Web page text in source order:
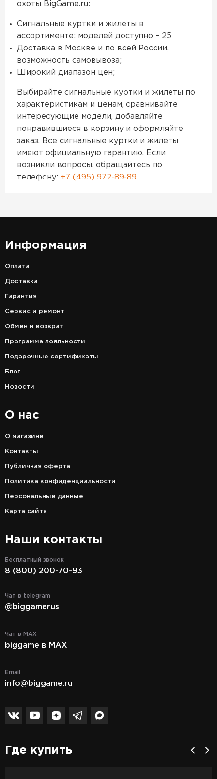
охоты BigGame.ru:
Сигнальные куртки и жилеты в
ассортименте: моделей доступно – 25
Доставка в Москве и по всей России,
возможность самовывоза;
Широкий диапазон цен;
Выбирайте сигнальные куртки и жилеты по
характеристикам и ценам, сравнивайте
интересующие модели, добавляйте
понравившиеся в корзину и оформляйте
заказ. Все сигнальные куртки и жилеты
имеют официальную гарантию. Если
возникли вопросы, обращайтесь по
телефону: +7 (495) 972-89-89.
Информация
Оплата
Доставка
Гарантия
Сервис и ремонт
Обмен и возврат
Программа лояльности
Подарочные сертификаты
Блог
Новости
О нас
О магазине
Контакты
Публичная оферта
Политика конфиденциальности
Персональные данные
Карта сайта
Наши контакты
Бесплатный звонок
8 (800) 200-70-93
Чат в telegram
@biggamerus
Чат в MAX
biggame в MAX
Email
info@biggame.ru
Где купить